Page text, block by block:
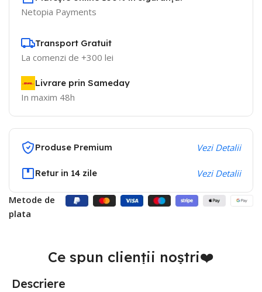
Netopia Payments
Transport Gratuit
La comenzi de +300 lei
Livrare prin Sameday
In maxim 48h
Produse Premium Vezi Detalii
Retur in 14 zile Vezi Detalii
Metode de
plata
Ce spun clienții noștri❤️
Descriere